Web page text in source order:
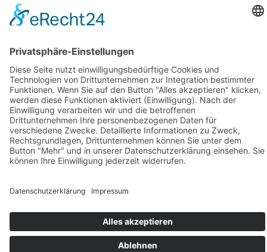
Blaulicht-Meile
Politik- & Europa-Meile
Festumzug
Service
Hinweise für Anwohner
Touristinformation
Anfahrt
Sicherheitshinweise
Veranstaltungsordnung
Kontakt
Übersichtskarte Thüringentag
Barrierefreie Karte
Sponsoren
Pressebereich
Datenschutz
Cookie-Einstellungen